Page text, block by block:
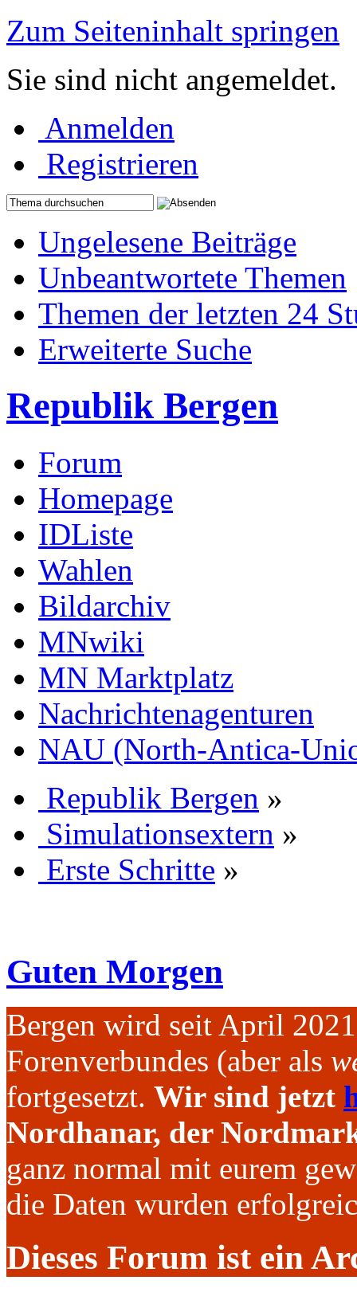
Zum Seiteninhalt springen
Sie sind nicht angemeldet.
Anmelden
Registrieren
Ungelesene Beiträge
Unbeantwortete Themen
Themen der letzten 24
Erweiterte Suche
Republik Bergen
Forum
Homepage
IDListe
Wahlen
Bildarchiv
MNwiki
MN Marktplatz
Nachrichtenagenturen
NAU (North-Antica-
Republik Bergen »
Simulationsextern »
Erste Schritte »
Guten Morgen
Bergen wird seit April
Forenverbundes (aber als
fortgesetzt. Wir sind jetzt
Nordhanar, der
ganz normal mit eurem
die Daten wurden
Dieses Forum ist ein